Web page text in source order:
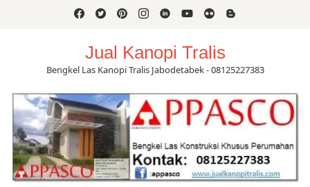
Jual Kanopi Tralis
Bengkel Las Kanopi Tralis Jabodetabek - 08125227383